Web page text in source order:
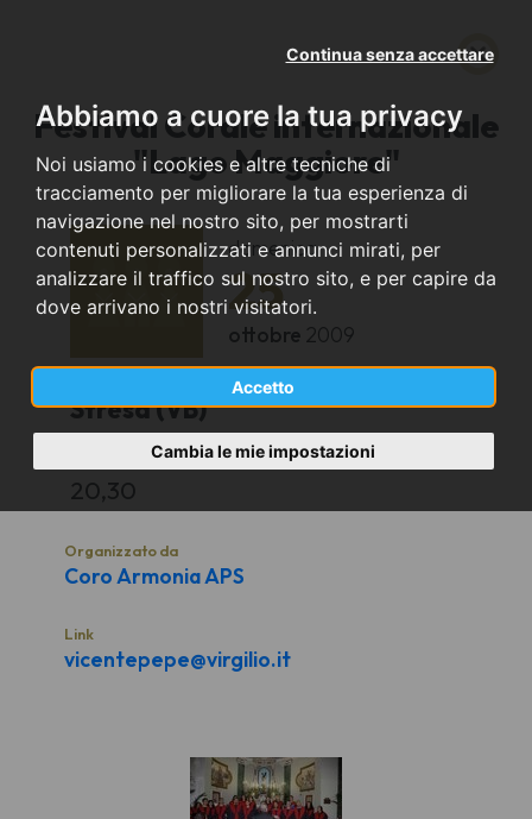
Abbiamo a cuore la tua privacy
Noi usiamo i cookies e altre tecniche di
tracciamento per migliorare la tua esperienza di
navigazione nel nostro sito, per mostrarti
contenuti personalizzati e annunci mirati, per
analizzare il traffico sul nostro sito, e per capire da
dove arrivano i nostri visitatori.
Accetto
Continua senza accettare
Cambia le mie impostazioni
Festival Corale internazionale
"Lago Maggiore"
domenica
25
ottobre 2009
Stresa (VB)
20,30
Organizzato da
Coro Armonia APS
Link
vicentepepe@virgilio.it